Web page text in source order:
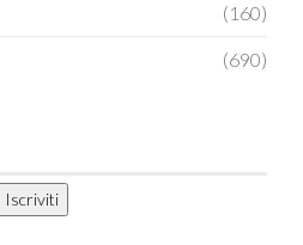
(160)
(690)